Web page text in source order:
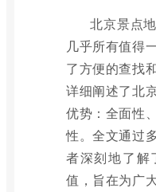
北京景点
几乎所有值得
了方便的查找
详细阐述了北
优势：全面性
性。全文通过
者深刻地了解
值，旨在为广